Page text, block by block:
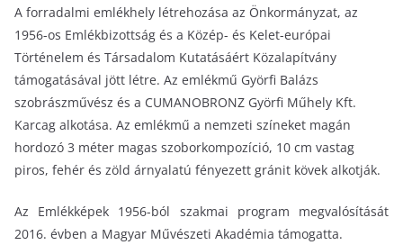
A forradalmi emlékhely létrehozása az Önkormányzat, az
1956-os Emlékbizottság és a Közép- és Kelet-európai
Történelem és Társadalom Kutatásáért Közalapítvány
támogatásával jött létre. Az emlékmű Györfi Balázs
szobrászművész és a CUMANOBRONZ Györfi Műhely Kft.
Karcag alkotása. Az emlékmű a nemzeti színeket magán
hordozó 3 méter magas szoborkompozíció, 10 cm vastag
piros, fehér és zöld árnyalatú fényezett gránit kövek alkotják.
Az Emlékképek 1956-ból szakmai program megvalósítását
2016. évben a Magyar Művészeti Akadémia támogatta.